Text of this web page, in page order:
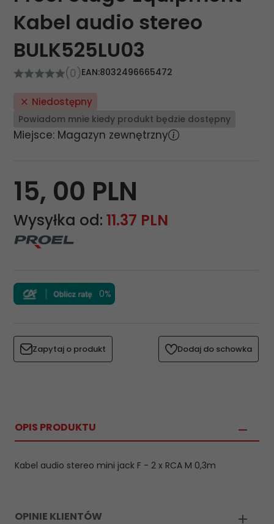
Kabel audio stereo
BULK525LU03
(0)EAN:8032496665472
Niedostępny
Powiadom mnie kiedy produkt będzie dostępny
Miejsce: Magazyn zewnętrzny
15, 00 PLN
Wysyłka od: 11.37 PLN
0%
Zapytaj o produkt Dodaj do schowka
OPIS PRODUKTU
Kabel audio stereo mini jack F - 2 x RCA M 0,3m
OPINIE KLIENTÓW